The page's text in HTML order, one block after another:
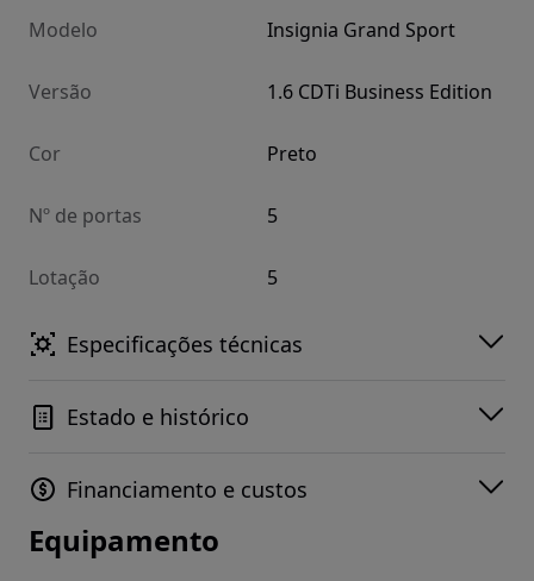
Modelo Insignia Grand Sport
Versão 1.6 CDTi Business Edition
Cor Preto
Nº de portas 5
Lotação 5
Especificações técnicas
Estado e histórico
Financiamento e custos
Equipamento